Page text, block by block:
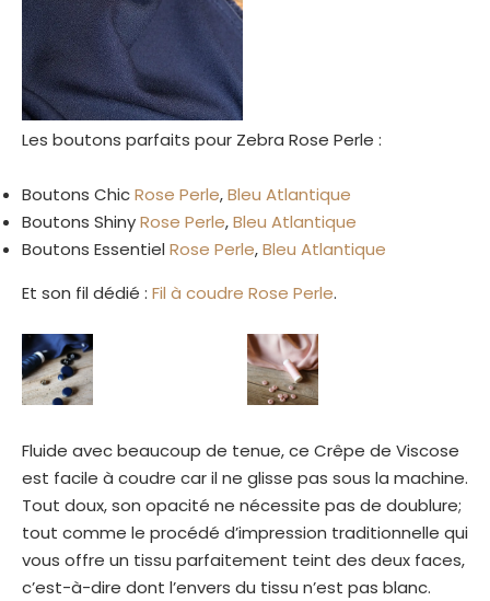
Les boutons parfaits pour Zebra Rose Perle :
Boutons ChicRose Perle,Bleu Atlantique
Boutons ShinyRose Perle,Bleu Atlantique
Boutons Essentiel Rose Perle,Bleu Atlantique
Et son fil dédié : Fil à coudre Rose Perle.
Fluide avec beaucoup de tenue, ce Crêpe de Viscose
est facile à coudre car il ne glisse pas sous la machine.
Tout doux, son opacité ne nécessite pas de doublure;
tout comme le procédé d’impression traditionnelle qui
vous offre un tissu parfaitement teint des deux faces,
c’est-à-dire dont l’envers du tissu n’est pas blanc.